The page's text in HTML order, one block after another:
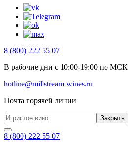
8 (800) 222 55 07
В рабочие дни с 10:00-19:00 по МСК
hotline@millstream-wines.ru
Почта горячей линии
Закрыть
8 (800) 222 55 07